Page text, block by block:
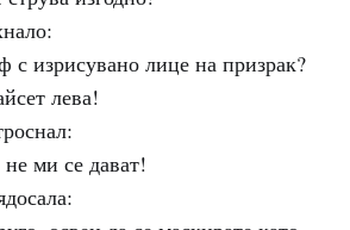
с изрисувано лице на призрак?
лева!
ми се дават!